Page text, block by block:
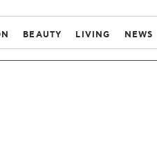
BEAUTY LIVING NEWS